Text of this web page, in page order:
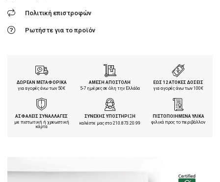
Πολιτική επιστροφών
Ρωτήστε για το προϊόν
ΔΩΡΕΑΝ ΜΕΤΑΦΟΡΙΚΑ
για αγορές άνω των 50€
ΑΜΕΣΗ ΑΠΟΣΤΟΛΗ
5-7 ημέρες σε όλη την Ελλάδα
ΕΩΣ 12 ΑΤΟΚΕΣ ΔΟΣΕΙΣ
για αγορές άνω των 100€
ΑΣΦΑΛΕΙΣ ΣΥΝΑΛΛΑΓΕΣ
με πιστωτική ή χρεωστική
κάρτα
ΣΥΝΕΧΗΣ ΥΠΟΣΤΗΡΙΞΗ
καλέστε μας στο210.873.20.99
ΠΙΣΤΟΠΟΙΗΜΕΝΑ ΥΛΙΚΑ
φιλικά προς το περιβάλλον